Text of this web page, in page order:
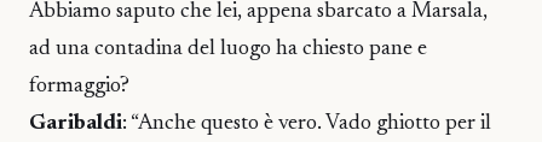
Abbiamo saputo che lei, appena sbarcato a Marsala,
ad una contadina del luogo ha chiesto pane e
formaggio?
Garibaldi: “Anche questo è vero. Vado ghiotto per il